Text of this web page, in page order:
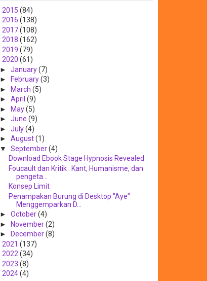
2015 (84)
2016 (138)
2017(108)
2018 (162)
2019 (79)
2020 (61)
► January(7)
►
February(3)
►
March (5)
► April (9)
►
May(5)
► June (9)
► July(4)
► August(1)
▼ September(4)
Download Ebook Stage Hypnosis Revealed
Foucault dan Kritik : Kant, Humanisme, dan
pengeta...
Konsep Limit
Penampakan Burung di Desktop "Aye"
Menggemparkan D...
► October(4)
►
November(2)
►
December(8)
2021 (137)
2022(34)
2023 (8)
2024(4)